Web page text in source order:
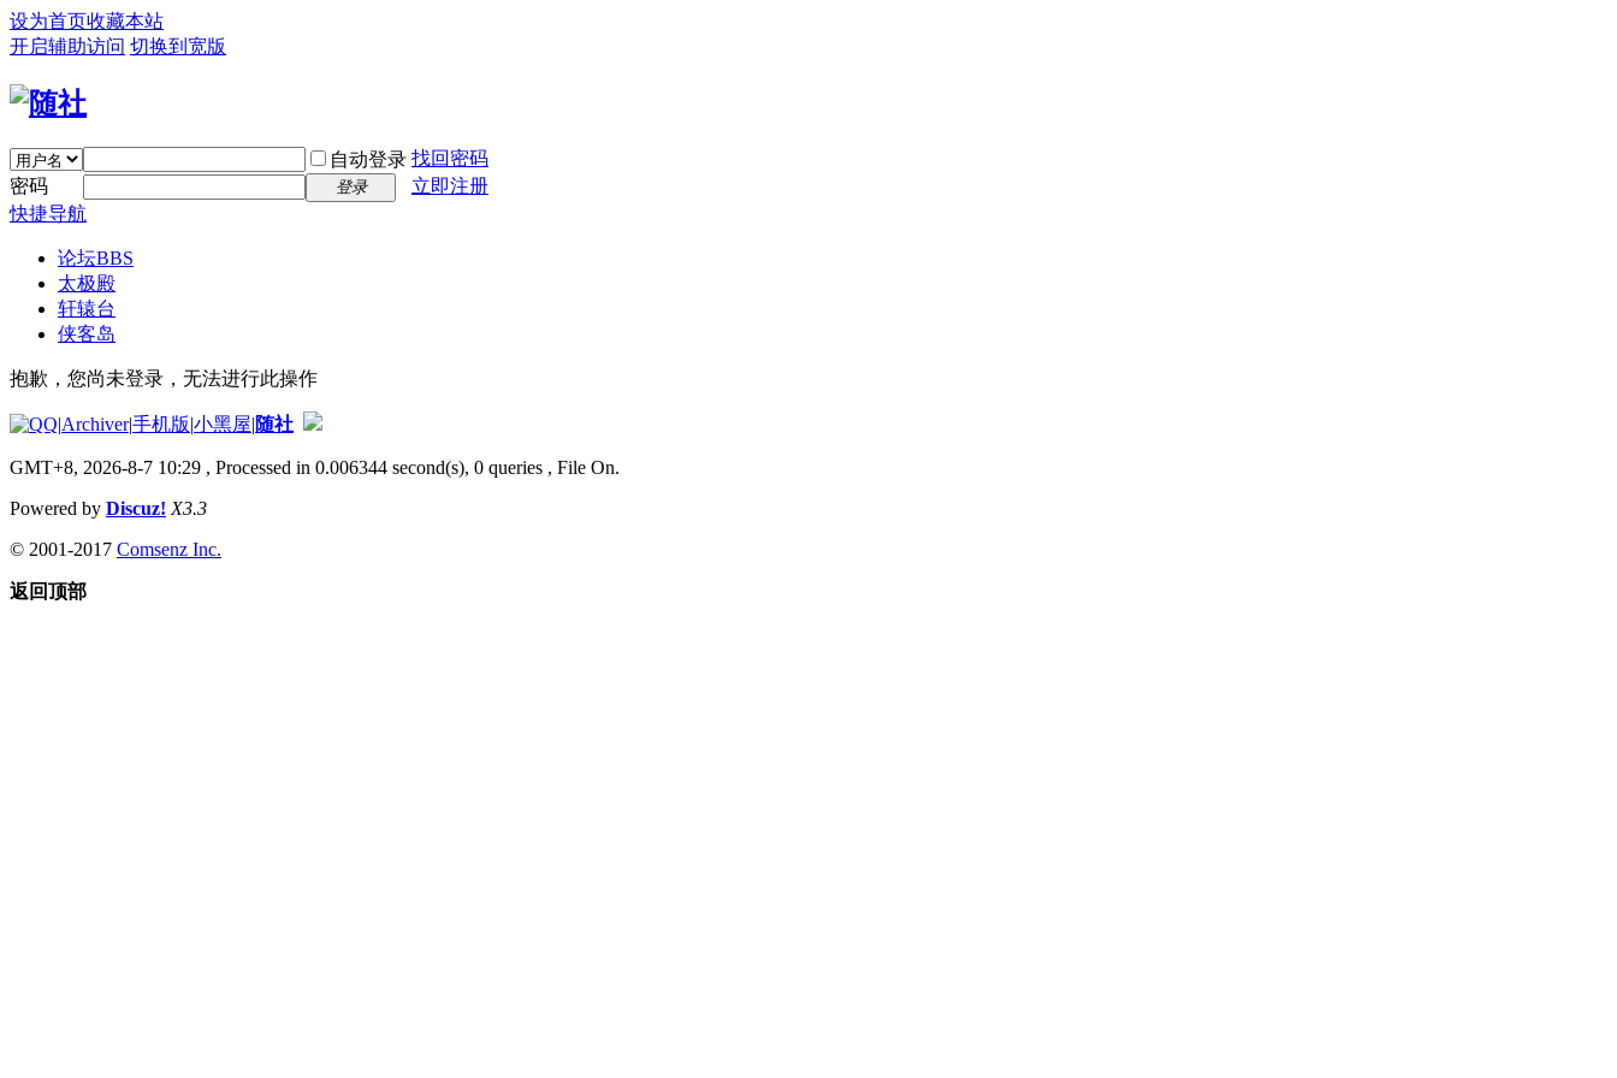
设为首页收藏本站
开启辅助访问 切换到宽版
自动登录 找回密码
密码
登录
立即注册
快捷导航
论坛BBS
太极殿
轩辕台
侠客岛
抱歉，您尚未登录，无法进行此操作
|Archiver|手机版|小黑屋|随社
GMT+8, 2026-8-7 10:29 , Processed in 0.006344 second(s), 0 queries , File On.
Powered by Discuz! X3.3
© 2001-2017 Comsenz Inc.
返回顶部